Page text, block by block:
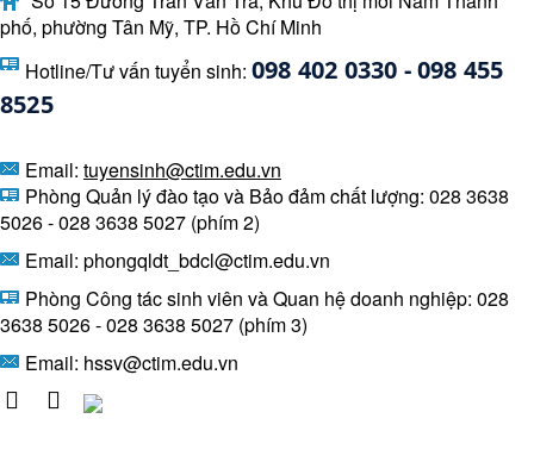
phố, phường Tân Mỹ, TP. Hồ Chí Minh
Hotline/Tư vấn tuyển sinh: 098 402 0330 - 098 455
8525
Email: tuyensinh@ctim.edu.vn
Phòng Quản lý đào tạo và Bảo đảm chất lượng: 028 3638
5026 - 028 3638 5027 (phím 2)
Email: phongqldt_bdcl@ctim.edu.vn
Phòng Công tác sinh viên và Quan hệ doanh nghiệp: 028
3638 5026 - 028 3638 5027 (phím 3)
Email: hssv@ctim.edu.vn